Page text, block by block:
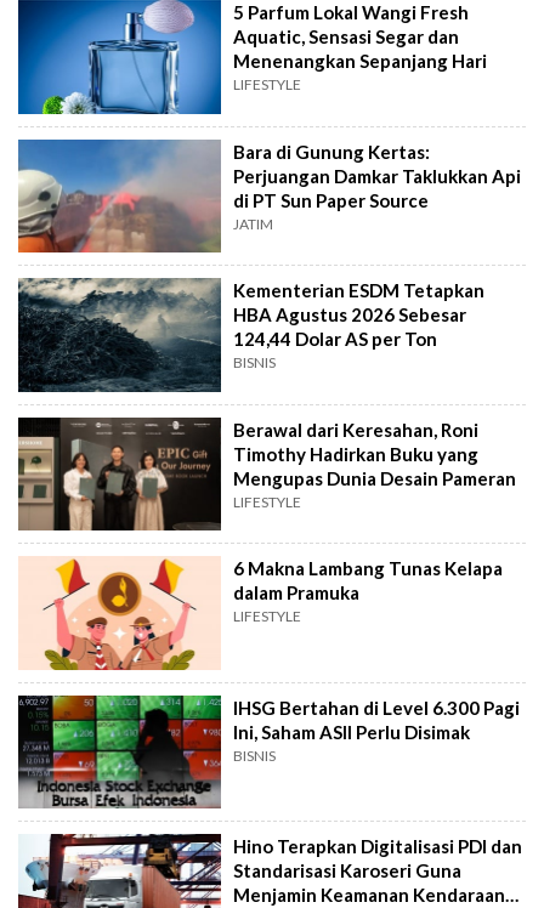
5 Parfum Lokal Wangi Fresh
Aquatic, Sensasi Segar dan
Menenangkan Sepanjang Hari
LIFESTYLE
Bara di Gunung Kertas:
Perjuangan Damkar Taklukkan Api
di PT Sun Paper Source
JATIM
Kementerian ESDM Tetapkan
HBA Agustus 2026 Sebesar
124,44 Dolar AS per Ton
BISNIS
Berawal dari Keresahan, Roni
Timothy Hadirkan Buku yang
Mengupas Dunia Desain Pameran
LIFESTYLE
6 Makna Lambang Tunas Kelapa
dalam Pramuka
LIFESTYLE
IHSG Bertahan di Level 6.300 Pagi
Ini, Saham ASII Perlu Disimak
BISNIS
Hino Terapkan Digitalisasi PDI dan
Standarisasi Karoseri Guna
Menjamin Keamanan Kendaraan